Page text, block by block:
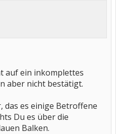
auf ein inkomplettes
aber nicht bestätigt.
das es einige Betroffene
Du es über die
Balken.